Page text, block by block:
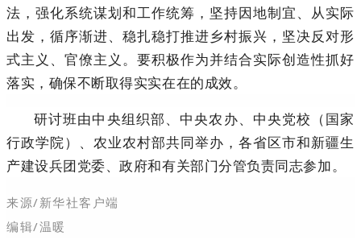
法，强化系统谋划和工作统筹，坚持因地制宜、从实际
出发，循序渐进、稳扎稳打推进乡村振兴，坚决反对形
式主义、官僚主义。要积极作为并结合实际创造性抓好
落实，确保不断取得实实在在的成效。
研讨班由中央组织部、中央农办、中央党校（国家
行政学院）、农业农村部共同举办，各省区市和新疆生
产建设兵团党委、政府和有关部门分管负责同志参加。
来源/新华社客户端
编辑/温暖